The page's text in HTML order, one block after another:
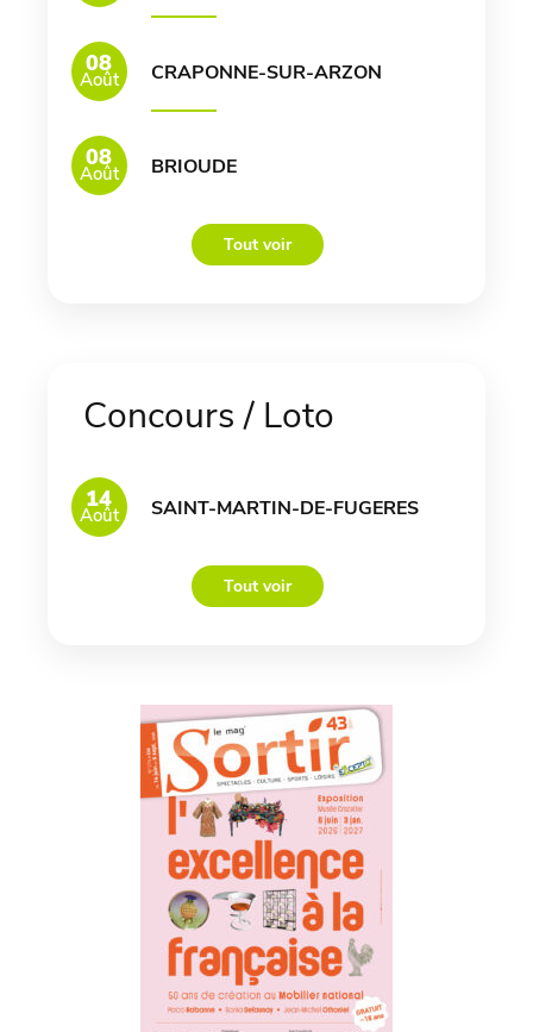
08
Août CRAPONNE-SUR-ARZON
08
Août BRIOUDE
Tout voir
Concours / Loto
14
Août SAINT-MARTIN-DE-FUGERES
Tout voir